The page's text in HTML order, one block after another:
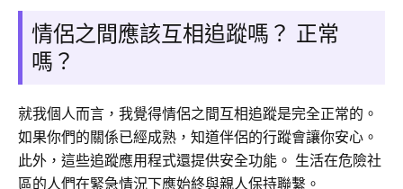
情侶之間應該互相追蹤嗎？ 正常
嗎？
就我個人而言，我覺得情侶之間互相追蹤是完全正常的。
如果你們的關係已經成熟，知道伴侶的行蹤會讓你安心。
此外，這些追蹤應用程式還提供安全功能。 生活在危險社
區的人們在緊急情況下應始終與親人保持聯繫。